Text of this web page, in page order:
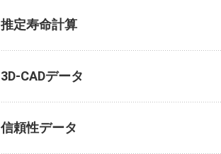
推定寿命計算
3D-CADデータ
信頼性データ